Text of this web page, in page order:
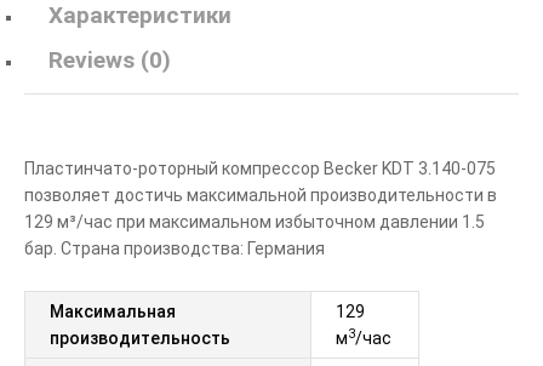
Характеристики
Reviews (0)
Пластинчато-роторный компрессор Becker KDT 3.140-075
позволяет достичь максимальной производительности в
129 м³/час при максимальном избыточном давлении 1.5
бар. Страна производства: Германия
Максимальная
производительность
129
м3/час